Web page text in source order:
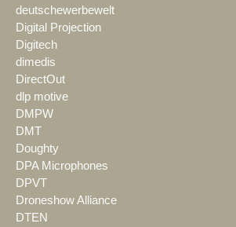
deutschewerbewelt
Digital Projection
Digitech
dimedis
DirectOut
dlp motive
DMPW
DMT
Doughty
DPA Microphones
DPVT
Droneshow Alliance
DTEN